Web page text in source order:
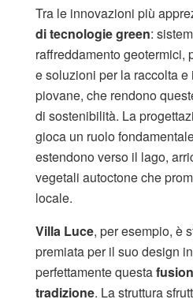
Tra le innovazioni più
di tecnologie green:
raffreddamento geotermici,
e soluzioni per la raccolta
piovane, che rendono
di sostenibilità. La
gioca un ruolo
estendono verso il lago,
vegetali autoctone che
locale.
Villa Luce, per esempio, è
premiata per il suo design
perfettamente questa
tradizione. La struttura